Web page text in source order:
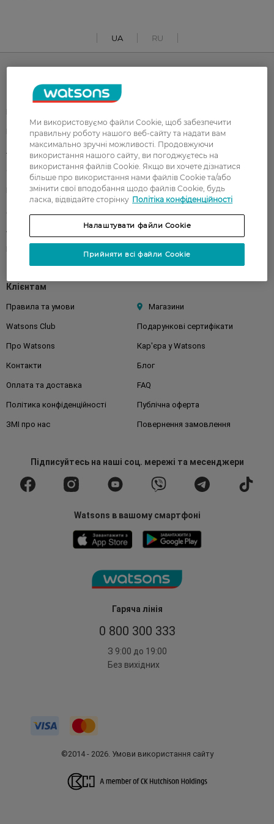
UA RU
Гаряча лінія
0 800 300 333
З 9:00 до 19:00
Без вихідних
Каталог
Парфуми Здоров'я
Акції
Обличчя Тіло
Подарунки Діти
Аксесуари Дерматокосметика
Клієнтам
Правила та умови Магазини
Watsons Club Подарункові сертифікати
Про Watsons Кар'єра у Watsons
Контакти Блог
Оплата та доставка FAQ
Політика конфіденційності Публічна оферта
ЗМІ про нас Повернення замовлення
Підписуйтесьна наші соц. мережі та месенджери
Watsons в вашому смартфоні
©2014 - 2026. Умови використання сайту
Ми використовуємо файли Cookie, щоб забезпечити
правильну роботу нашого веб-сайту та надати вам
максимально зручні можливості. Продовжуючи
використання нашого сайту, ви погоджуєтесь на
використання файлів Cookie. Якщо ви хочете дізнатися
більше про використання нами файлів Cookie та/або
змінити свої вподобання щодо файлів Cookie, будь
ласка, відвідайте сторінку Політіка конфіденційності
Налаштувати файли Cookie
Прийняти всі файли Cookie